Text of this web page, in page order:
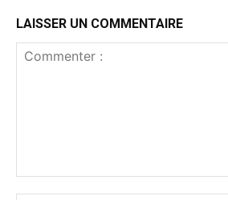
LAISSER UN COMMENTAIRE